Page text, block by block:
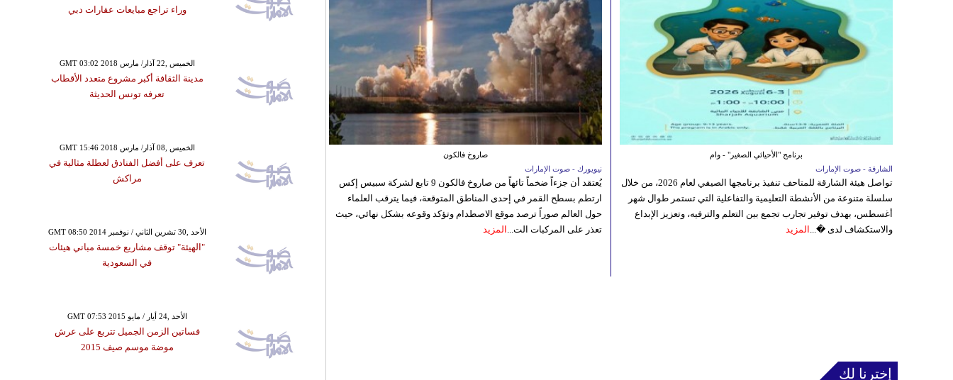
صاروخ فالكون
نيويورك - صوت الإمارات
يُعتقد أن جزءاً ضخماً تائهاً من صاروخ فالكون 9 تابع لشركة سبيس إكس
ارتطم بسطح القمر في إحدى المناطق المتوقعة، فيما يترقب العلماء
حول العالم صوراً ترصد موقع الاصطدام وتؤكد وقوعه بشكل نهائي، حيث
تعذر على المركبات الت... المزيد
برنامج "الأحيائي الصغير" - وام
الشارقة - صوت الإمارات
تواصل هيئة الشارقة للمتاحف تنفيذ برنامجها الصيفي لعام 2026، من خلال
سلسلة متنوعة من الأنشطة التعليمية والتفاعلية التي تستمر طوال شهر
أغسطس، بهدف توفير تجارب تجمع بين التعلم والترفيه، وتعزيز الإبداع
والاستكشاف لدى �... المزيد
إخترنا لك
وراء تراجع مبايعات عقارات دبي
GMT 03:02 2018 الخميس ,22 آذار/ مارس
مدينة الثقافة أكبر مشروع متعدد الأقطاب
تعرفه تونس الحديثة
GMT 15:46 2018 الخميس ,08 آذار/ مارس
تعرف على أفضل الفنادق لعطلة مثالية في
مراكش
GMT 08:50 2014 الأحد ,30 تشرين الثاني / نوفمبر
"الهيئة" توقف مشاريع خمسة مباني هيئات
في السعودية
GMT 07:53 2015 الأحد ,24 أيار / مايو
فساتين الزمن الجميل تتربع على عرش
موضة موسم صيف 2015